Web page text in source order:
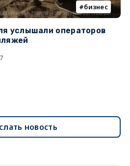
бизнес
услышали операторов
новость